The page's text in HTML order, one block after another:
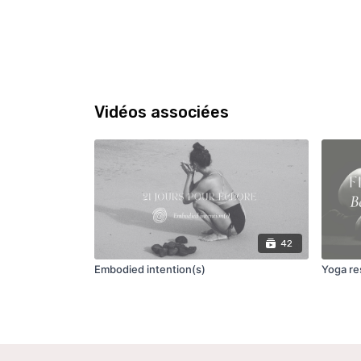
Vidéos associées
42
Embodied intention(s) Yoga